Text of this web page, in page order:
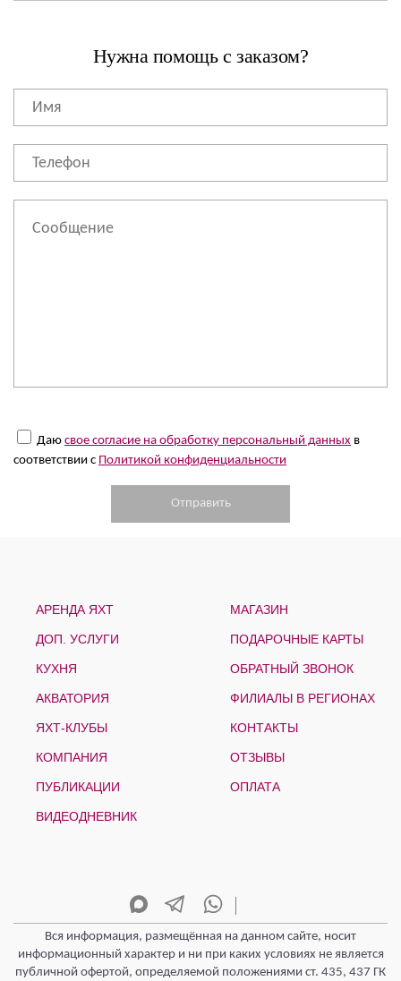
Нужна помощь с заказом?
Даю свое согласие на обработку персональный данных в
соответствии с Политикой конфиденциальности
АРЕНДА ЯХТ
ДОП. УСЛУГИ
КУХНЯ
АКВАТОРИЯ
ЯХТ-КЛУБЫ
КОМПАНИЯ
ПУБЛИКАЦИИ
ВИДЕОДНЕВНИК
МАГАЗИН
ПОДАРОЧНЫЕ КАРТЫ
ОБРАТНЫЙ ЗВОНОК
ФИЛИАЛЫ В РЕГИОНАХ
КОНТАКТЫ
ОТЗЫВЫ
ОПЛАТА
Вся информация, размещённая на данном сайте, носит
информационный характер и ни при каких условиях не является
публичной офертой, определяемой положениями ст. 435, 437 ГК